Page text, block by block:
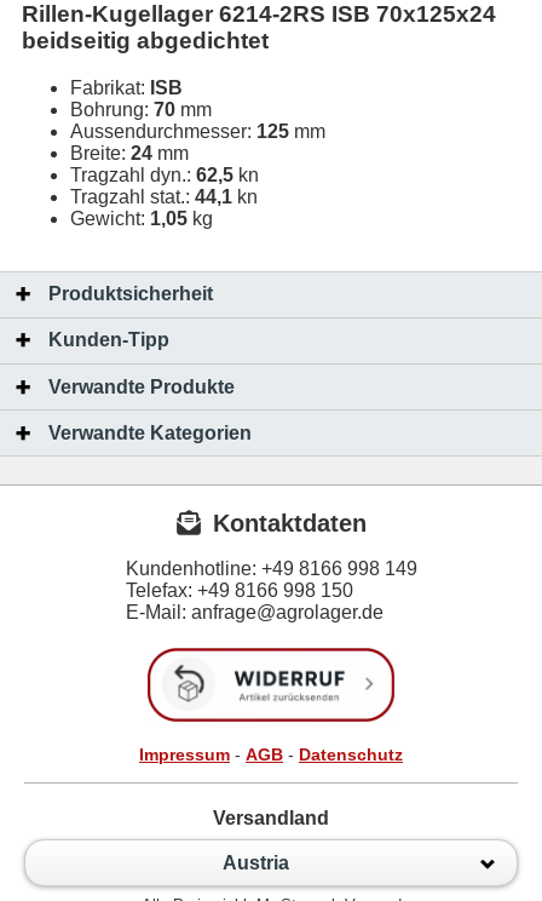
Rillen-Kugellager 6214-2RS ISB 70x125x24
beidseitig abgedichtet
Fabrikat: ISB
Bohrung: 70 mm
Aussendurchmesser: 125 mm
Breite: 24 mm
Tragzahl dyn.: 62,5 kn
Tragzahl stat.: 44,1 kn
Gewicht: 1,05 kg
Produktsicherheit
Kunden-Tipp
Verwandte Produkte
Verwandte Kategorien
Kontaktdaten
Kundenhotline: +49 8166 998 149
Telefax: +49 8166 998 150
E-Mail: anfrage@agrolager.de
Impressum - AGB - Datenschutz
Versandland
Austria